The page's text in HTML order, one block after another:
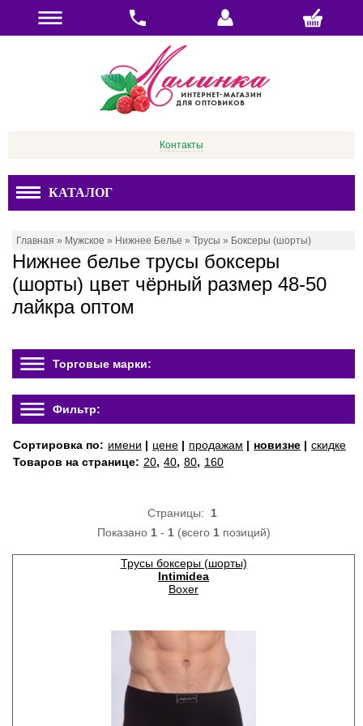
Контакты
КАТАЛОГ
Главная » Мужское » Нижнее Белье » Трусы » Боксеры (шорты)
Нижнее белье трусы боксеры
(шорты) цвет чёрный размер 48-50
лайкра оптом
Торговые марки:
Фильтр:
Сортировка по: имени | цене | продажам | новизне | скидке
Товаров на странице: 20, 40, 80, 160
Страницы: 1
Показано 1- 1(всего 1позиций)
Трусы боксеры (шорты)
Intimidea
Boxer